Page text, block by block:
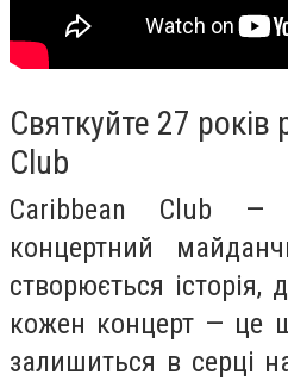
Святкуйте 27
Club
Caribbean Club
концертний
створюється
кожен концерт — це
залишиться в серці